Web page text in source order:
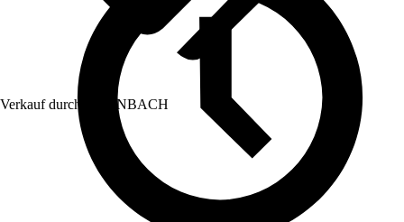
Verkauf durch: HORNBACH